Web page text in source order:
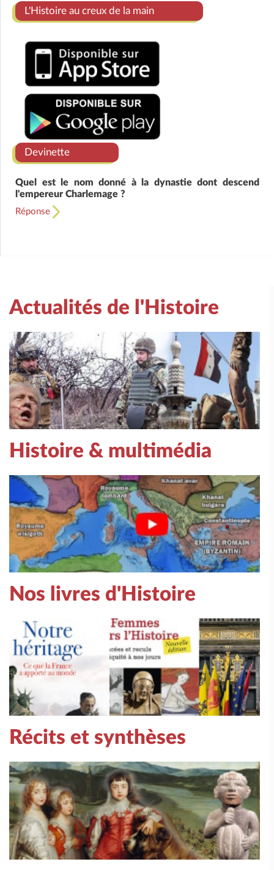
L'Histoire au creux de la main
Devinette
Quel est le nom donné à la dynastie dont descend
l'empereur Charlemage ?
Réponse
Actualités de l'Histoire
Histoire & multimédia
Nos livres d'Histoire
Récits et synthèses